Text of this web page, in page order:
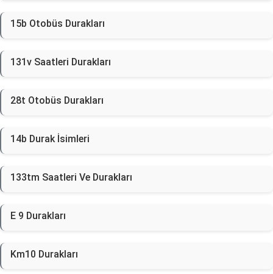
15b Otobüs Durakları
131v Saatleri Durakları
28t Otobüs Durakları
14b Durak İsimleri
133tm Saatleri Ve Durakları
E 9 Durakları
Km10 Durakları